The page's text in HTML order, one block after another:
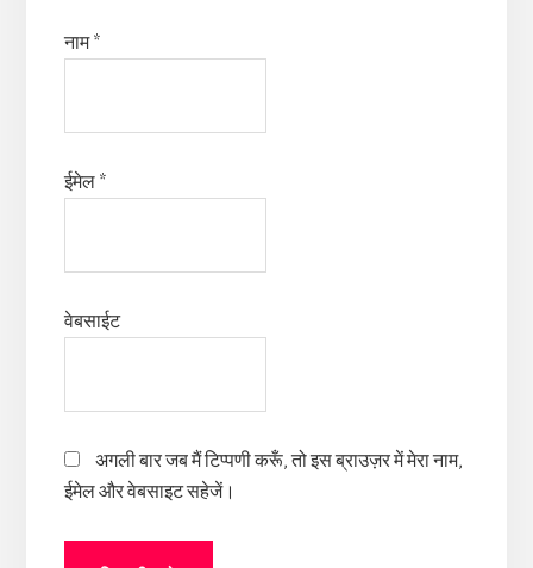
नाम*
ईमेल *
वेबसाईट
अगली बार जब मैं टिप्पणी करूँ, तो इस ब्राउज़र में मेरा नाम,
ईमेल और वेबसाइट सहेजें।